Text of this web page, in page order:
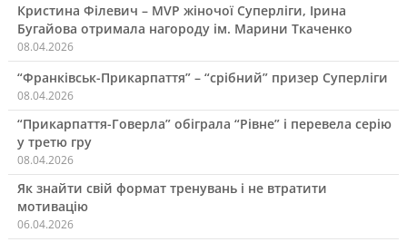
Кристина Філевич – MVP жіночої Суперліги, Ірина
Бугайова отримала нагороду ім. Марини Ткаченко
08.04.2026
“Франківськ-Прикарпаття” – “срібний” призер Суперліги
08.04.2026
“Прикарпаття-Говерла” обіграла “Рівне” і перевела серію
у третю гру
08.04.2026
Як знайти свій формат тренувань і не втратити
мотивацію
06.04.2026